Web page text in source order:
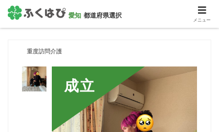
HOME
重度訪問介護
成立
愛知 都道府県選択
メニュー